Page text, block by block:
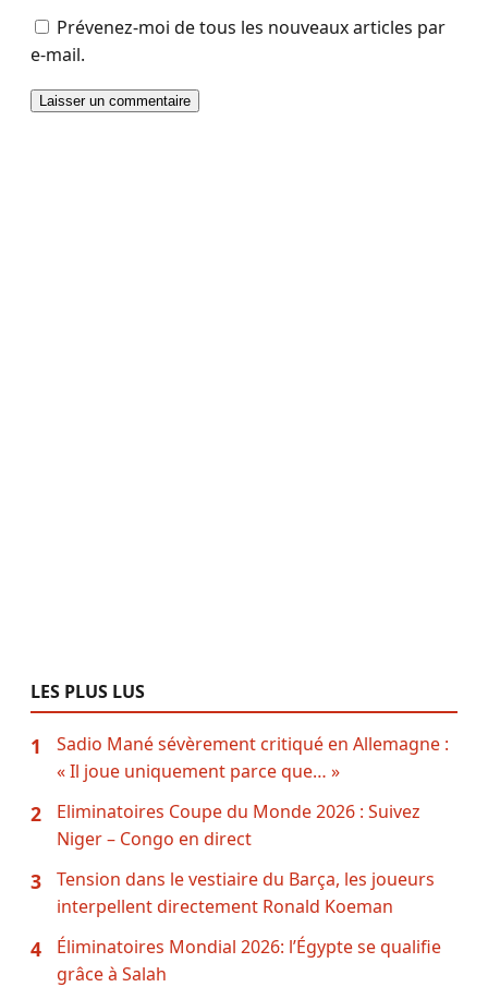
Prévenez-moi de tous les nouveaux articles par
e-mail.
LES PLUS LUS
1
Sadio Mané sévèrement critiqué en Allemagne :
« Il joue uniquement parce que… »
2
Eliminatoires Coupe du Monde 2026 : Suivez
Niger – Congo en direct
3
Tension dans le vestiaire du Barça, les joueurs
interpellent directement Ronald Koeman
4
Éliminatoires Mondial 2026: l’Égypte se qualifie
grâce à Salah